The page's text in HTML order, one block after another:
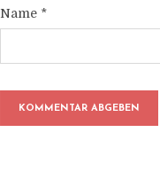
Name *